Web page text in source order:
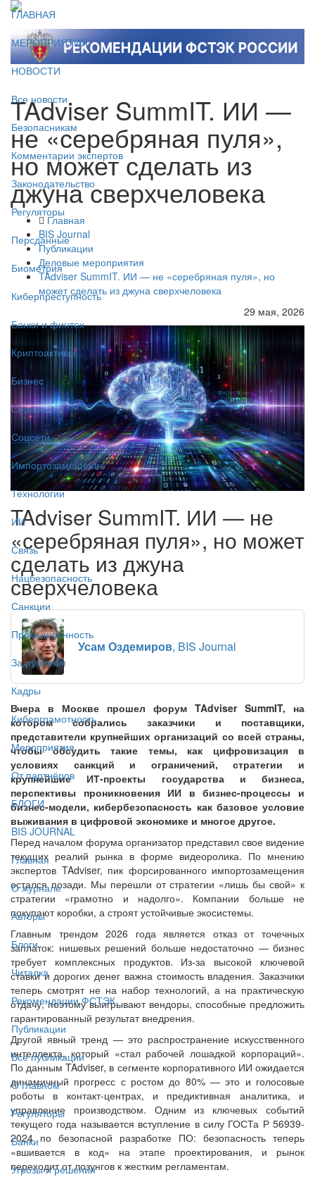
ГЛАВНАЯ
МЕРОПРИЯТИЯ
НОВОСТИ
Все новости
Безопасникам
Комментарии экспертов
Законодательство
Регуляторы
Персданные
Биометрия
Киберпреступность
Банки и финтех
Криптоактивы
Бизнес
Сервисы
Соцсети
Импортозамещение
Технологии
ИИ
Связь
Нацбезопасность
Санкции
Промышленность
За рубежом
Кадры
Киберграмотность
Мероприятия
От партнёров
БЛОГИ
BIS JOURNAL
Главная
О журнале
Авторы
Блоги
Читалка
Рекомендации ФСТЭК
Публикации
Все публикации
О главном
Регуляторы
Банки
Угрозы и решения
TAdviser SummIT. ИИ —
не «серебряная пуля»,
но может сделать из
джуна сверхчеловека
Главная
BIS Journal
Публикации
Деловые мероприятия
TAdviser SummIT. ИИ — не «серебряная пуля», но
может сделать из джуна сверхчеловека
29 мая, 2026
TAdviser SummIT. ИИ — не
«серебряная пуля», но может
сделать из джуна
сверхчеловека
Усам Оздемиров, BIS Journal
Вчера в Москве прошел форум TAdviser SummIT, на
котором собрались заказчики и поставщики,
представители крупнейших организаций со всей страны,
чтобы обсудить такие темы, как цифровизация в
условиях санкций и ограничений, стратегии и
крупнейшие ИТ-проекты государства и бизнеса,
перспективы проникновения ИИ в бизнес-процессы и
бизнес-модели, кибербезопасность как базовое условие
выживания в цифровой экономике и многое другое.
Перед началом форума организатор представил свое видение
текущих реалий рынка в форме видеоролика. По мнению
экспертов TAdviser, пик форсированного импортозамещения
остался позади. Мы перешли от стратегии «лишь бы свой» к
стратегии «грамотно и надолго». Компании больше не
покупают коробки, а строят устойчивые экосистемы.
Главным трендом 2026 года является отказ от точечных
заплаток: нишевых решений больше недостаточно — бизнес
требует комплексных продуктов. Из-за высокой ключевой
ставки и дорогих денег важна стоимость владения. Заказчики
теперь смотрят не на набор технологий, а на практическую
отдачу, поэтому выигрывают вендоры, способные предложить
гарантированный результат внедрения.
Другой явный тренд — это распространение искусственного
интеллекта, который «стал рабочей лошадкой корпораций».
По данным TAdviser, в сегменте корпоративного ИИ ожидается
динамичный прогресс с ростом до 80% — это и голосовые
роботы в контакт-центрах, и предиктивная аналитика, и
управление производством. Одним из ключевых событий
текущего года называется вступление в силу ГОСТа Р 56939-
2024 по безопасной разработке ПО: безопасность теперь
«вшивается в код» на этапе проектирования, и рынок
переходит от лозунгов к жестким регламентам.